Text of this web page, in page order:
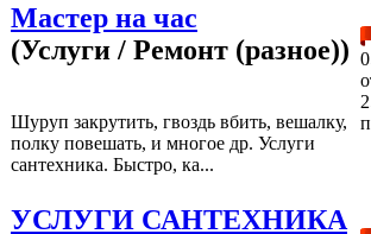
Мастер на час
(Услуги / Ремонт (разное))
Шуруп закрутить, гвоздь вбить, вешалку,
полку повешать, и многое др. Услуги
сантехника. Быстро, ка...
УСЛУГИ САНТЕХНИКА